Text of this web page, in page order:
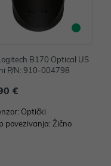
B170 Optical US
P/N: 910-004798
€
Optički
povezivanja: Žično